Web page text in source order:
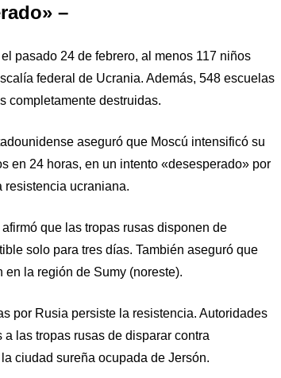
–
pasado 24 de febrero, al menos 117 niños
federal de Ucrania. Además, 548 escuelas
completamente destruidas.
aseguró que Moscú intensificó su
en 24 horas, en un intento «desesperado» por
resistencia ucraniana.
que las tropas rusas disponen de
solo para tres días. También aseguró que
la región de Sumy (noreste).
por Rusia persiste la resistencia. Autoridades
las tropas rusas de disparar contra
ciudad sureña ocupada de Jersón.